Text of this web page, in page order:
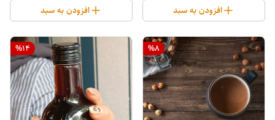
افزودن به سبد افزودن به سبد
%8
%14